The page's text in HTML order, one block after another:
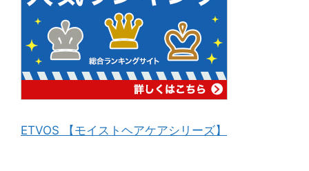
ETVOS 【モイストヘアケアシリーズ】